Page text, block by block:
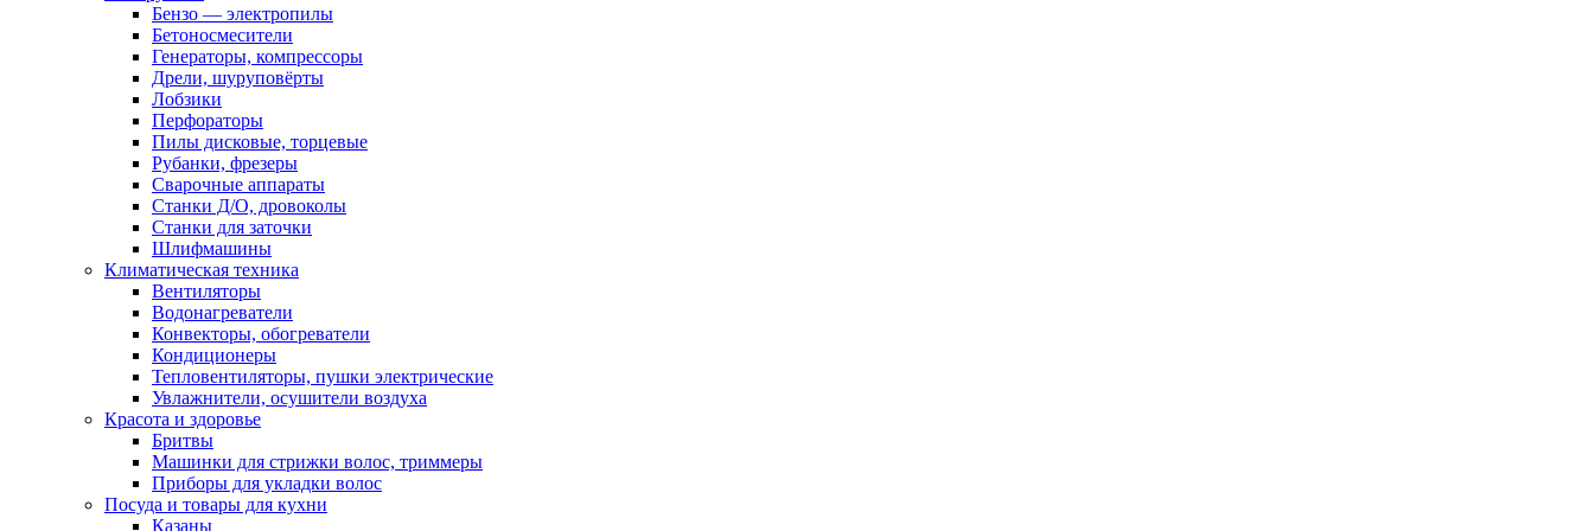
Бензо — электропилы
Бетоносмесители
Генераторы, компрессоры
Дрели, шуруповёрты
Лобзики
Перфораторы
Пилы дисковые, торцевые
Рубанки, фрезеры
Сварочные аппараты
Станки Д/О, дровоколы
Станки для заточки
Шлифмашины
Климатическая техника
Вентиляторы
Водонагреватели
Конвекторы, обогреватели
Кондиционеры
Тепловентиляторы, пушки электрические
Увлажнители, осушители воздуха
Красота и здоровье
Бритвы
Машинки для стрижки волос, триммеры
Приборы для укладки волос
Посуда и товары для кухни
Казаны